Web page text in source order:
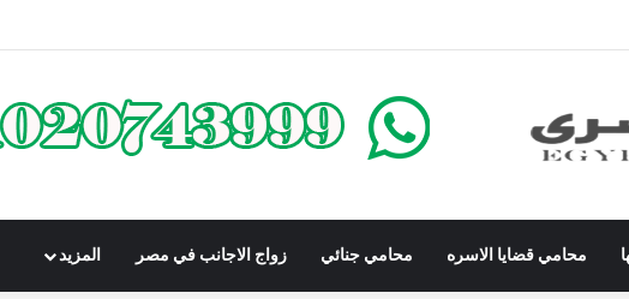
داخل الكومباوندات تحت الإنشاء | أهم البنود التي تحمي المشتري في القانون المصري
محامي قضايا الاسره محامي جنائي زواج الاجانب في مصر المزيد